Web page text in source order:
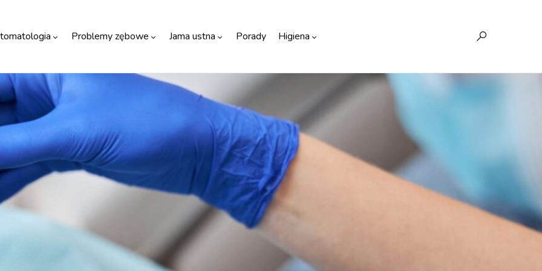
Problemy zębowe Jama ustna Porady Higiena